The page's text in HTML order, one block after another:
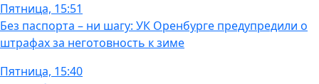
Пятница, 15:51
Без паспорта – ни шагу: УК Оренбурге предупредили о
штрафах за неготовность к зиме
Пятница, 15:40